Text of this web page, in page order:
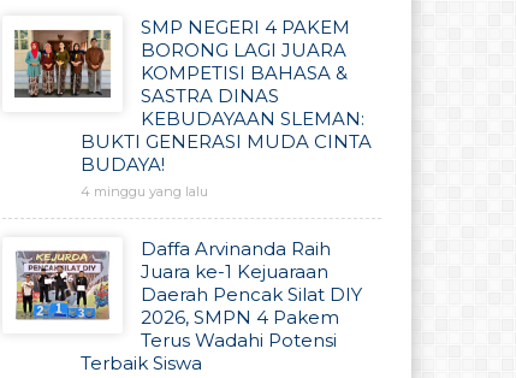
SMP NEGERI 4 PAKEM
BORONG LAGI JUARA
KOMPETISI BAHASA &
SASTRA DINAS
KEBUDAYAAN SLEMAN:
BUKTI GENERASI MUDA CINTA
BUDAYA!
4 minggu yang lalu
Daffa Arvinanda Raih
Juara ke-1 Kejuaraan
Daerah Pencak Silat DIY
2026, SMPN 4 Pakem
Terus Wadahi Potensi
Terbaik Siswa